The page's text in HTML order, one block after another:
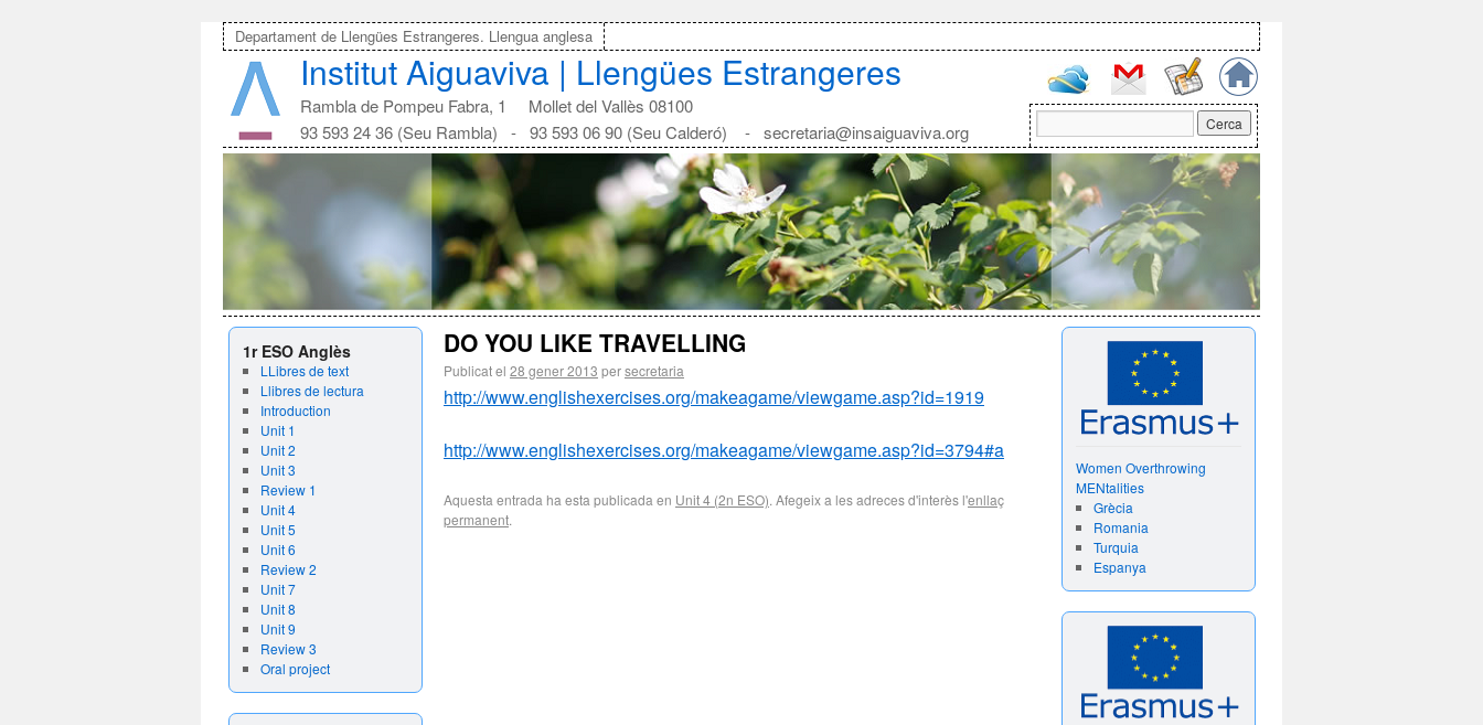
Departament de Llengües Estrangeres. Llengua anglesa
Institut Aiguaviva | Llengües Estrangeres
Rambla de Pompeu Fabra, 1 Mollet del Vallès 08100
93 593 24 36 (Seu Rambla) - 93 593 06 90 (Seu Calderó) - secretaria@insaiguaviva.org
1r ESO Anglès
LLibres de text
Llibres de lectura
Introduction
Unit 1
Unit 2
Unit 3
Review 1
Unit 4
Unit 5
Unit 6
Review 2
Unit 7
Unit 8
Unit 9
Review 3
Oral project
Women Overthrowing
MENtalities
Grècia
Romania
Turquia
Espanya
DO YOU LIKE TRAVELLING
Publicat el 28 gener 2013 persecretaria
http://www.englishexercises.org/makeagame/viewgame.asp?id=1919
http://www.englishexercises.org/makeagame/viewgame.asp?id=3794#a
Aquesta entrada ha esta publicada en Unit 4 (2n ESO). Afegeix a les adreces d'interès l'enllaç
permanent.